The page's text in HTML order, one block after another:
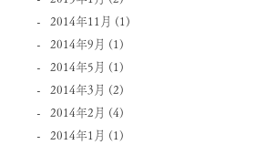
2014年11月 (1)
2014年9月 (1)
2014年5月 (1)
2014年3月 (2)
2014年2月 (4)
2014年1月 (1)